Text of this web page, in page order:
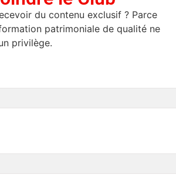
du contenu exclusif ? Parce
patrimoniale de qualité ne
privilège.